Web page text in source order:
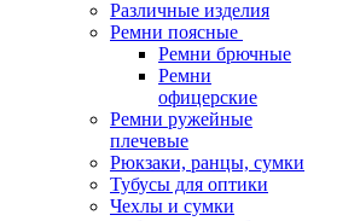
Различные изделия
Ремни поясные
Ремни брючные
Ремни
офицерские
Ремни ружейные
плечевые
Рюкзаки, ранцы, сумки
Тубусы для оптики
Чехлы и сумки